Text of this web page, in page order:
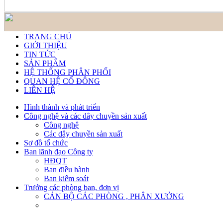
TRANG CHỦ
GIỚI THIỆU
TIN TỨC
SẢN PHẨM
HỆ THỐNG PHÂN PHỐI
QUAN HỆ CỔ ĐÔNG
LIÊN HỆ
Hình thành và phát triển
Công nghệ và các dây chuyền sản xuất
Công nghệ
Các dây chuyền sản xuất
Sơ đồ tổ chức
Ban lãnh đạo Công ty
HĐQT
Ban điều hành
Ban kiểm soát
Trưởng các phòng ban, đơn vị
CÁN BỘ CÁC PHÒNG , PHÂN XƯỞNG